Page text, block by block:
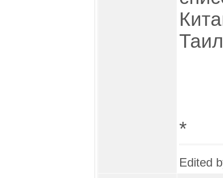
*
Edited